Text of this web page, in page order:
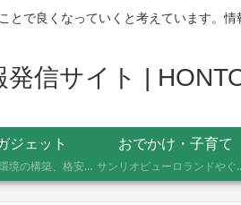
とで良くなっていくと考えています。
信サイト |
ジェット
自作PCやPC環境の構築、格安SIMへのMNP乗り換え、便利なソフト・サービスの活用記録です。製品の型番や設定手順、つまずいたポイントまで具体的に記載していますので、同じことをしたい方の参考になれば幸いです。
おでかけ・子育て
サンリオピューロランドやぐりんぱなど、未就学児2人を連れて